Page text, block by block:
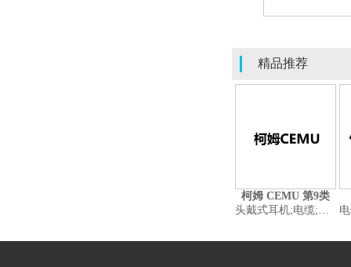
精品推荐
柯姆 CEMU 第9类
头戴式耳机;电缆;插头、插座和其他接触器（电连接）;计算机;移动电话;扬声器音箱;移动电源（可充电电池）;计算机外围设备;卫星导航仪器;智能手机
电子笔(视觉演示